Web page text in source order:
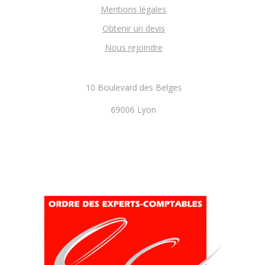
Mentions légales
Obtenir un devis
Nous rejoindre
10 Boulevard des Belges
69006 Lyon